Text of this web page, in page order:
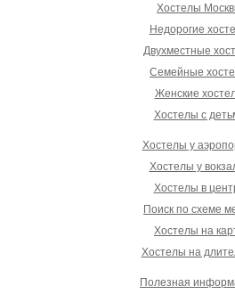
Хостелы
Недорогие
Двухместные
Семейные
Женские
Хостелы с
Хостелы у
Хостелы у
Хостелы в
Поиск по схеме
Хостелы на
Хостелы на
Полезная